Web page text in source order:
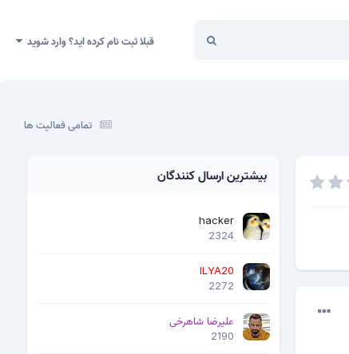
قبلا ثبت نام کرده اید؟ وارد شوید
تمامی فعالیت ها
بیشترین ارسال کنندگان
hacker
2324
ILYA20
2272
علیرضا شاهرخی
2190